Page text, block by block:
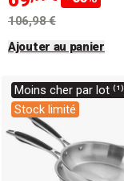
106,98 €
Ajouter au panier
Moins cher par lot ⁽¹⁾
Stock limité